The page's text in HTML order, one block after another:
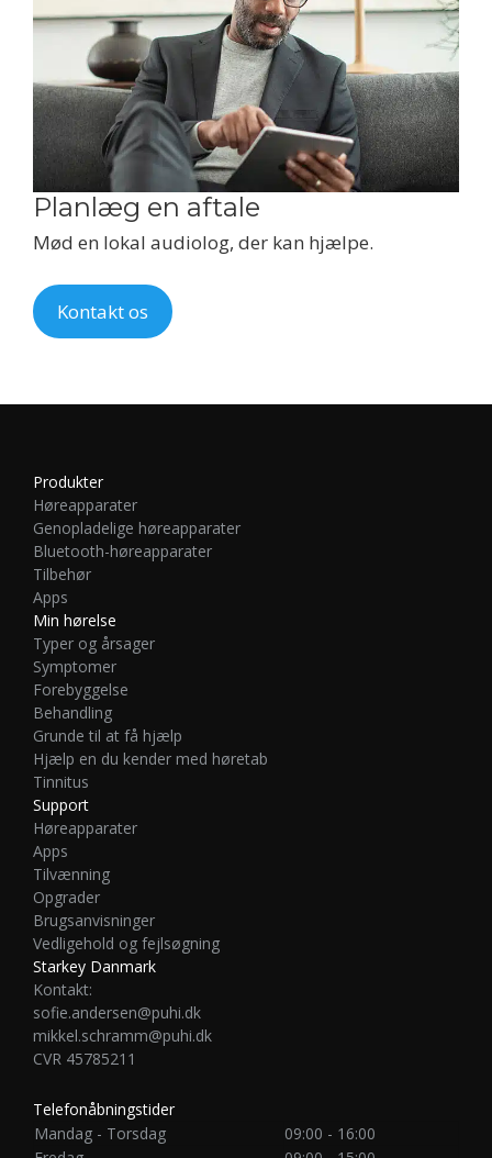
Planlæg en aftale
Mød en lokal audiolog, der kan hjælpe.
Kontakt os
Produkter
Høreapparater
Genopladelige høreapparater
Bluetooth-høreapparater
Tilbehør
Apps
Min hørelse
Typer og årsager
Symptomer
Forebyggelse
Behandling
Grunde til at få hjælp
Hjælp en du kender med høretab
Tinnitus
Support
Høreapparater
Apps
Tilvænning
Opgrader
Brugsanvisninger
Vedligehold og fejlsøgning
Starkey Danmark
Kontakt:
sofie.andersen@puhi.dk
mikkel.schramm@puhi.dk
CVR 45785211
Telefonåbningstider
Mandag - Torsdag
09:00 - 16:00